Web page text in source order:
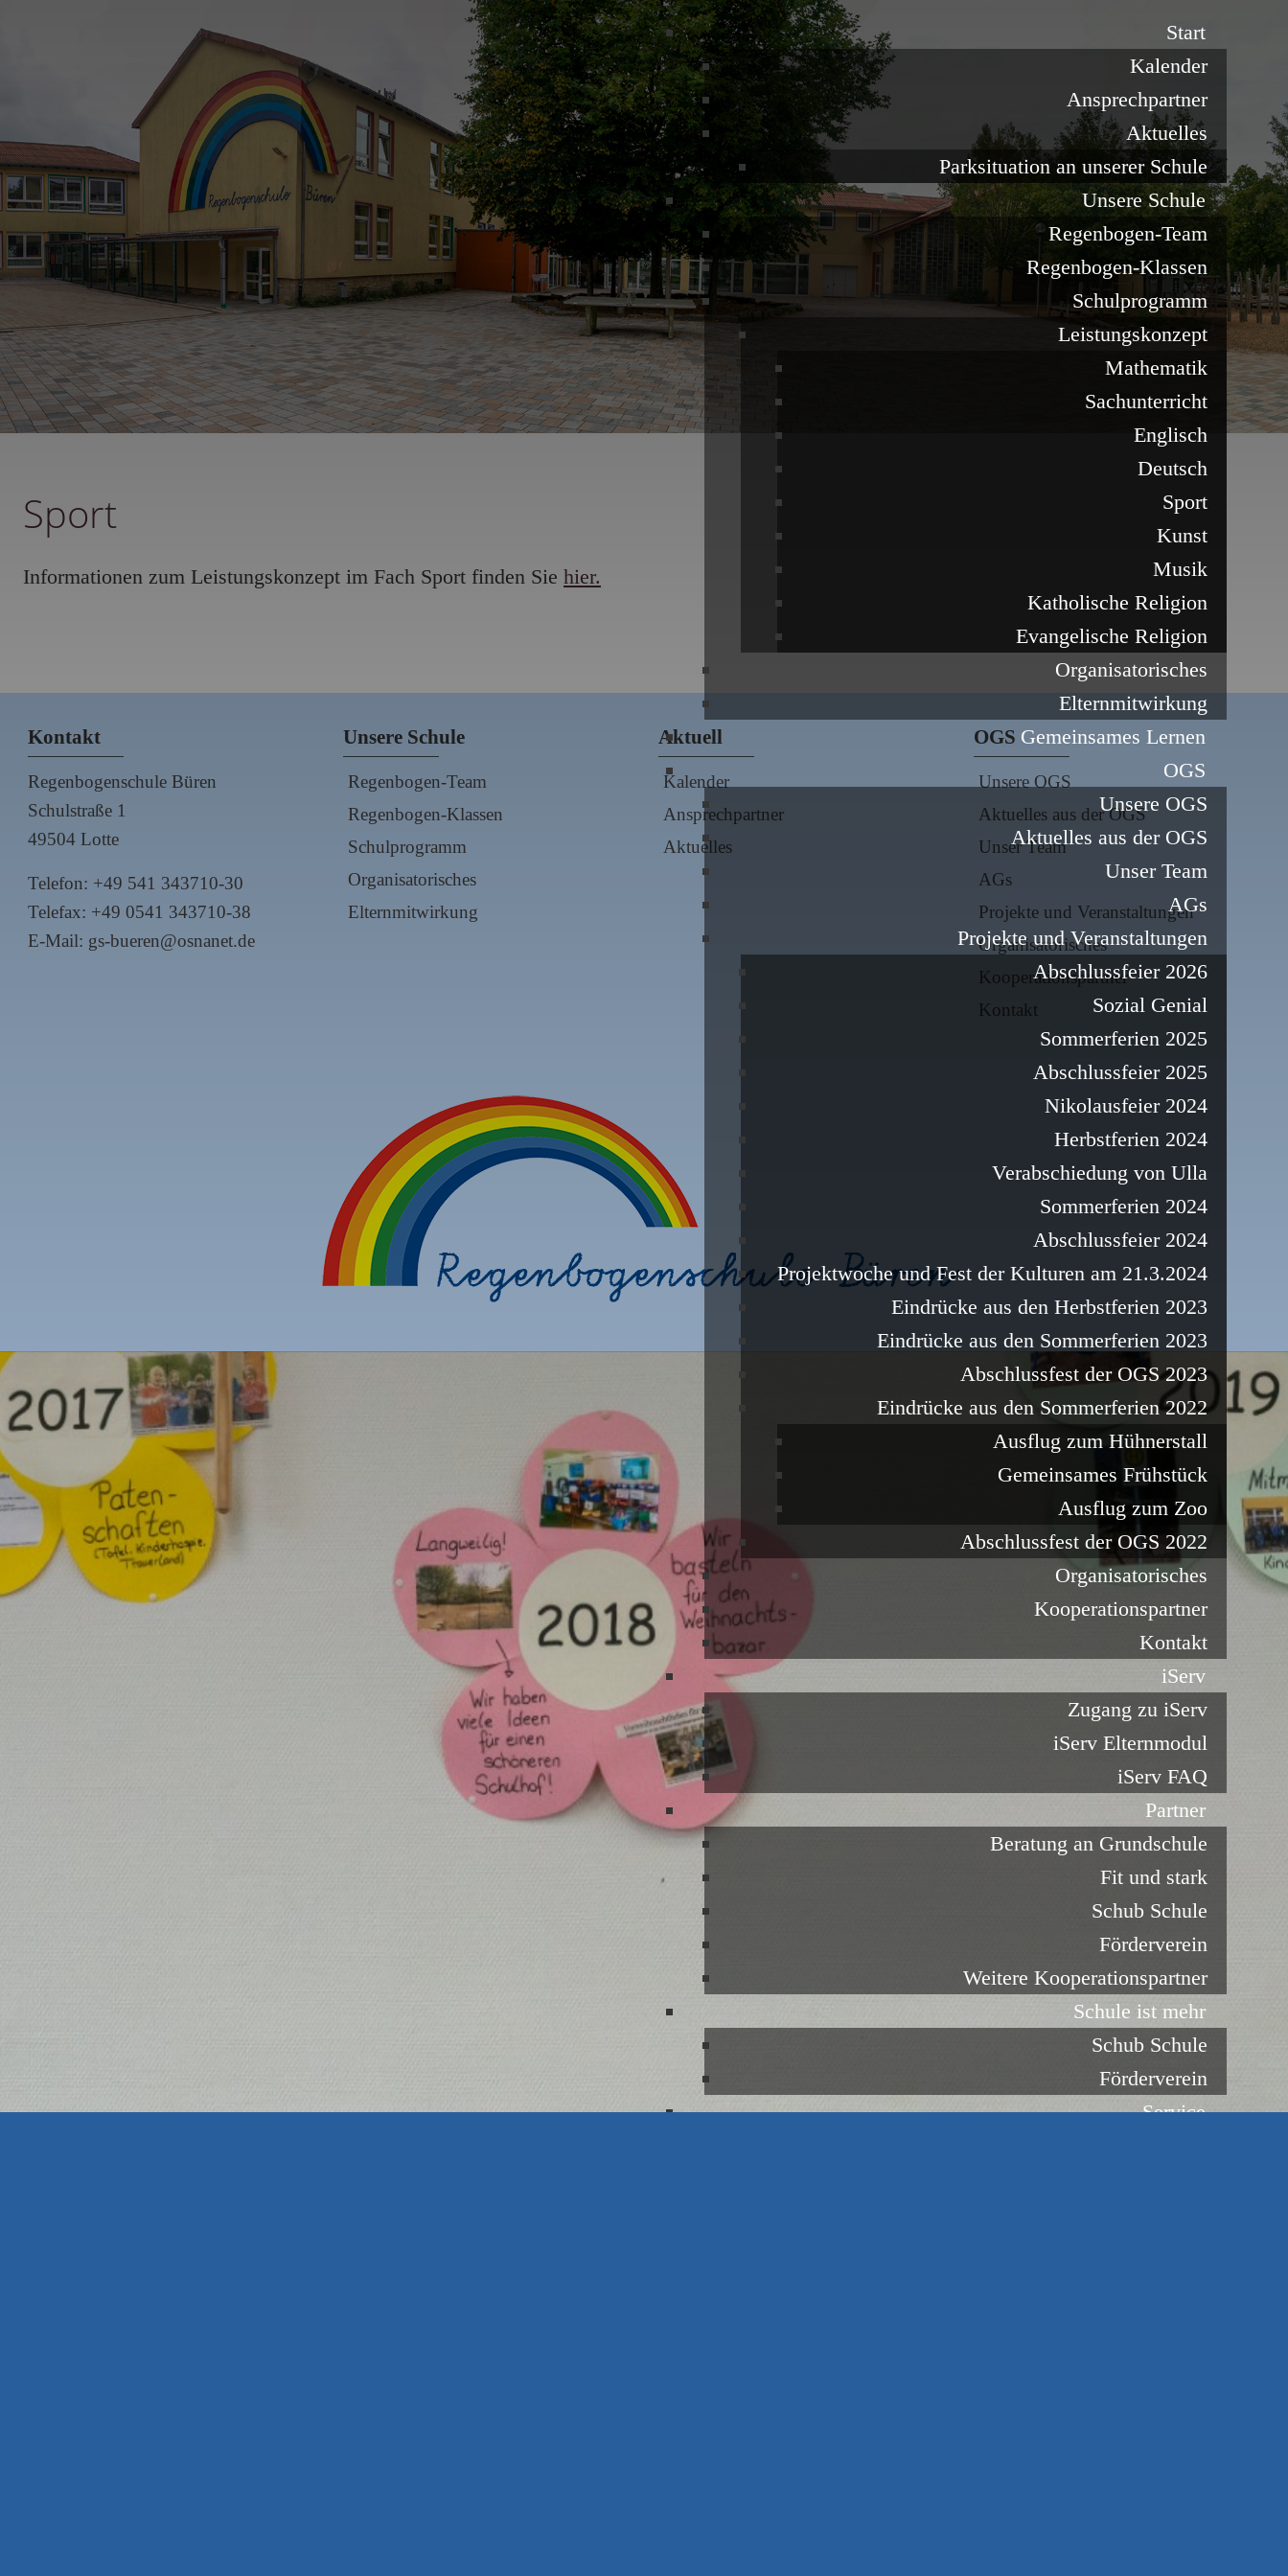
Start
Kalender
Ansprechpartner
Aktuelles
Parksituation an unserer Schule
Unsere Schule
Regenbogen-Team
Regenbogen-Klassen
Schulprogramm
Leistungskonzept
Mathematik
Sachunterricht
Englisch
Deutsch
Sport
Kunst
Musik
Katholische Religion
Evangelische Religion
Organisatorisches
Elternmitwirkung
Gemeinsames Lernen
OGS
Unsere OGS
Aktuelles aus der OGS
Unser Team
AGs
Projekte und Veranstaltungen
Abschlussfeier 2026
Sozial Genial
Sommerferien 2025
Abschlussfeier 2025
Nikolausfeier 2024
Herbstferien 2024
Verabschiedung von Ulla
Sommerferien 2024
Abschlussfeier 2024
Projektwoche und Fest der Kulturen am 21.3.2024
Eindrücke aus den Herbstferien 2023
Eindrücke aus den Sommerferien 2023
Abschlussfest der OGS 2023
Eindrücke aus den Sommerferien 2022
Ausflug zum Hühnerstall
Gemeinsames Frühstück
Ausflug zum Zoo
Abschlussfest der OGS 2022
Organisatorisches
Kooperationspartner
Kontakt
iServ
Zugang zu iServ
iServ Elternmodul
iServ FAQ
Partner
Beratung an Grundschule
Fit und stark
Schub Schule
Förderverein
Weitere Kooperationspartner
Schule ist mehr
Schub Schule
Förderverein
Service
Sport
Informationen zum Leistungskonzept im Fach Sport finden Sie hier.
Kontakt
Regenbogenschule Büren
Schulstraße 1
49504 Lotte
Telefon: +49 541 343710-30
Telefax: +49 0541 343710-38
E-Mail: gs-bueren@osnanet.de
Unsere Schule
Regenbogen-Team
Regenbogen-Klassen
Schulprogramm
Organisatorisches
Elternmitwirkung
Aktuell
Kalender
Ansprechpartner
Aktuelles
OGS
Unsere OGS
Aktuelles aus der OGS
Unser Team
AGs
Projekte und Veranstaltungen
Organisatorisches
Kooperationspartner
Kontakt